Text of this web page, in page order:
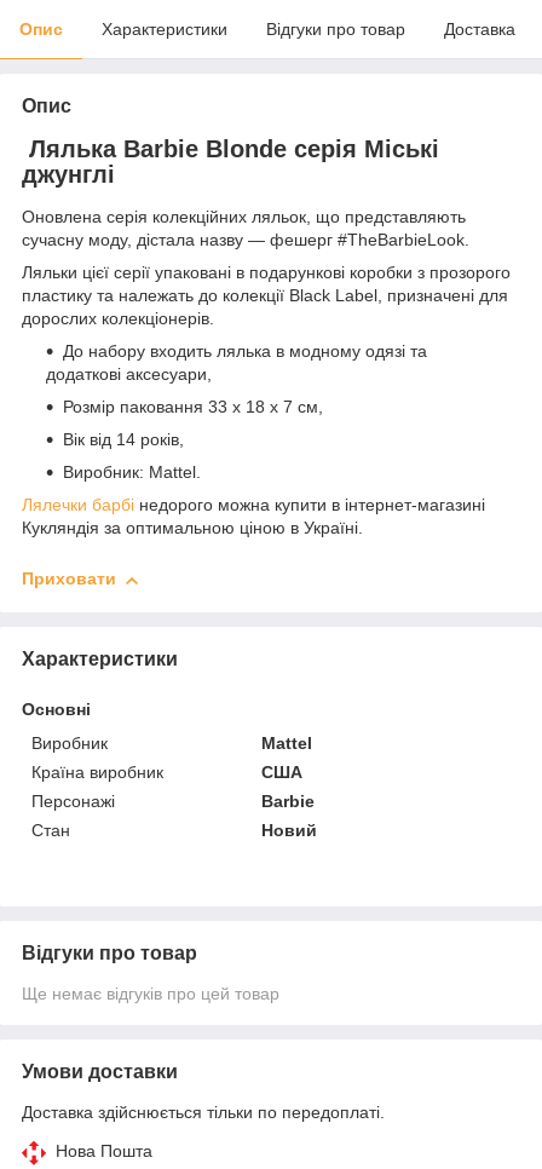
Опис Характеристики Відгуки про товар Доставка
Опис
Лялька Barbie Blonde серія Міські
джунглі
Оновлена серія колекційних ляльок, що представляють
сучасну моду, дістала назву — фешерг #TheBarbieLook.
Ляльки цієї серії упаковані в подарункові коробки з прозорого
пластику та належать до колекції Black Label, призначені для
дорослих колекціонерів.
До набору входить лялька в модному одязі та
додаткові аксесуари,
Розмір паковання 33 x 18 x 7 см,
Вік від 14 років,
Виробник: Mattel.
Лялечки барбі недорого можна купити в інтернет-магазині
Кукляндія за оптимальною ціною в Україні.
Приховати
Характеристики
Основні
Виробник
Mattel
Країна виробник
США
Персонажі
Barbie
Стан
Новий
Відгуки про товар
Ще немає відгуків про цей товар
Умови доставки
Доставка здійснюється тільки по передоплаті.
Нова Пошта